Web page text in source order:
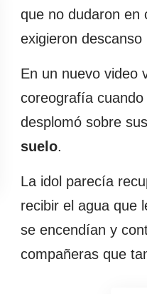
que no dudaron en
exigieron descanso
En un nuevo video
coreografía
desplomó sobre
suelo.
La idol parecía
recibir el agua que
se encendían y
compañeras que